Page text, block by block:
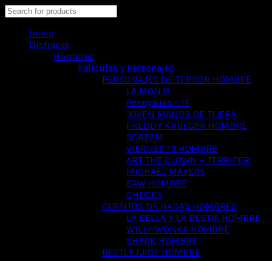
Inicio
Disfraces
Hombres
Películas y Personajes
PERSONAJES DE TERROR HOMBRE
LA MONJA
Pennywise – IT
JOVEN MANOS DE TIJERA
FREDDY KRUEGER HOMBRE
SCREAM
VIERNES 13 HOMBRE
ART THE CLOWN – TERRIFER
MICHAEL MAYERS
SAW HOMBRE
CHUCKY
CUENTOS DE HADAS HOMBRES
LA BELLA Y LA BESTIA HOMBRE
WILLY WONKA HOMBRE
SHERK HOMBRE
BEETLEJUICE HOMBRE